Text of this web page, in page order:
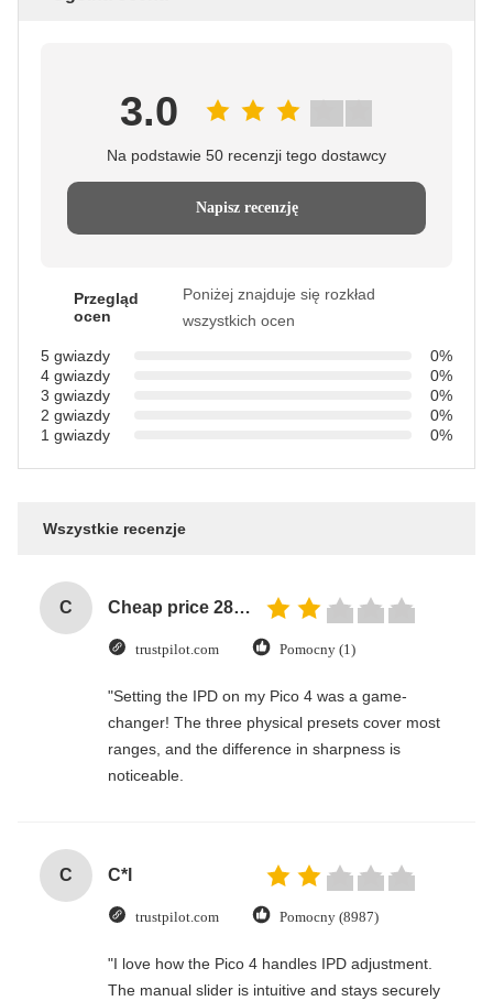
3.0
Na podstawie 50 recenzji tego dostawcy
Napisz recenzję
Przegląd
ocen
Poniżej znajduje się rozkład
wszystkich ocen
5 gwiazdy
0%
4 gwiazdy
0%
3 gwiazdy
0%
2 gwiazdy
0%
1 gwiazdy
0%
Wszystkie recenzje
C Cheap price 28mm Aluminium Curtain Rod 1.2mm thickness with plastic final
trustpilot.com Pomocny (1)
"Setting the IPD on my Pico 4 was a game-
changer! The three physical presets cover most
ranges, and the difference in sharpness is
noticeable.
C C*l
trustpilot.com Pomocny (8987)
"I love how the Pico 4 handles IPD adjustment.
The manual slider is intuitive and stays securely